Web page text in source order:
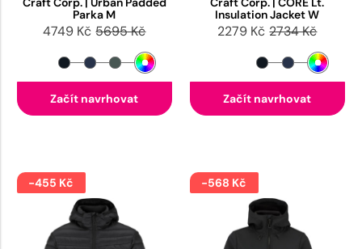
Parka M
4749 Kč 5695 Kč
Začít navrhovat
Insulation Jacket W
2279 Kč 2734 Kč
Začít navrhovat
-455 Kč -568 Kč